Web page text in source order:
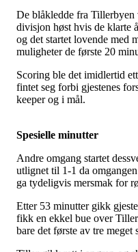
De blåkledde fra Tillerbyen
divisjon høst hvis de klarte
og det startet lovende med
muligheter de første 20
Scoring ble det imidlertid
fintet seg forbi gjestenes
keeper og i mål.
Spesielle minutter
Andre omgang startet
utlignet til 1-1 da
ga tydeligvis mersmak for
Etter 53 minutter gikk
fikk en ekkel bue over
bare det første av tre meget